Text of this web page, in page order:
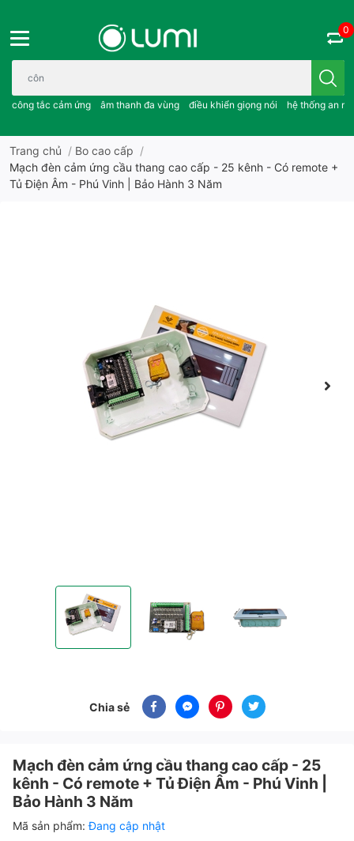
Bạn cần tìm gì..; công tắc cảm ứng..; âm thanh đa vùng ; điều
công tắc cảm ứng âm thanh đa vùng điều khiển giọng nói hệ thống an
0
Trang chủ / Bo cao cấp /
Mạch đèn cảm ứng cầu thang cao cấp - 25 kênh - Có remote +
Tủ Điện Âm - Phú Vinh | Bảo Hành 3 Năm
Mạch đèn cảm ứng cầu thang cao cấp - 25 kênh - Có
Chia sẻ
Mạch đèn cảm ứng cầu thang cao cấp - 25
kênh - Có remote + Tủ Điện Âm - Phú Vinh |
Bảo Hành 3 Năm
Mã sản phẩm:Đang cập nhật